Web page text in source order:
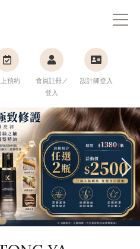
預約
會員註冊／
登入
設計師登入